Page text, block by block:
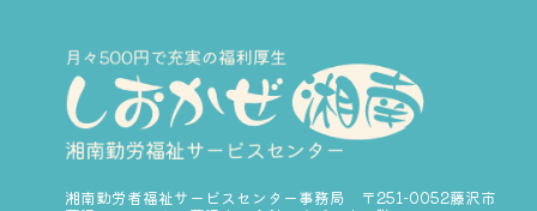
湘南勤労者福祉サービスセンター事務局 〒251-0052藤沢市